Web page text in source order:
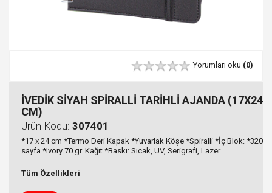
Yorumları oku (0)
İVEDİK SİYAH SPİRALLİ TARİHLİ AJANDA (17X24
CM)
Ürün Kodu: 307401
*17 x 24 cm *Termo Deri Kapak *Yuvarlak Köşe *Spiralli *İç Blok: *320
sayfa *Ivory 70 gr. Kağıt *Baskı: Sıcak, UV, Serigrafi, Lazer
Tüm Özellikleri